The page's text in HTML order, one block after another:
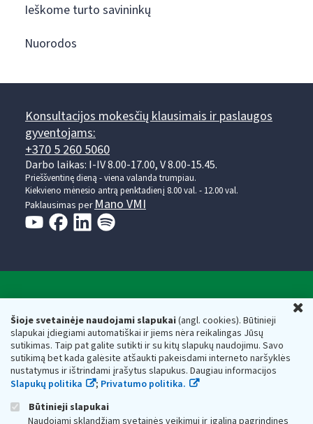
Šioje svetainėje naudojami slapukai(angl. cookies). Būtinieji
slapukai įdiegiami automatiškai ir jiems nėra reikalingas Jūsų
sutikimas. Taip pat galite sutikti ir su kitų slapukų naudojimu. Savo
sutikimą bet kada galėsite atšaukti pakeisdami interneto naršyklės
nustatymus ir ištrindami įrašytus slapukus. Daugiau informacijos
Slapukų politika
; Privatumo politika.
Būtinieji slapukai
Naudojami sklandžiam svetainės veikimui ir įgalina pagrindines
Ieškome turto savininkų
Nuorodos
Konsultacijos mokesčių klausimais ir paslaugos
gyventojams:
+370 5 260 5060
Darbo laikas: I-IV 8.00-17.00, V 8.00-15.45.
Prieššventinę dieną - viena valanda trumpiau.
Kiekvieno mėnesio antrą penktadienį 8.00 val. - 12.00 val.
Paklausimas per Mano VMI
Respublikos finansų ministerijos
Biudžetinė įstaiga. Juridinio asmens kodas — 188659752,
adresas: Vasario 16-osios g. 14, 01107 Vilnius, Lietuva, el.paštas:
vmi@vmi.lt, E. pristatymo dėžutės adresas 188659752
Duomenys apie Valstybinę mokesčių inspekciją prie Lietuvos
Respublikos finansų ministerijos kaupiami ir saugomi Juridinių